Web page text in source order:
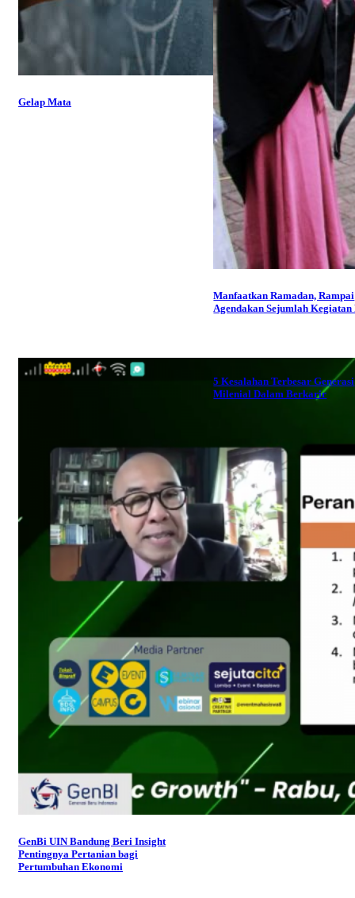
Gelap Mata
Manfaatkan Ramadan, Rampai
Agendakan Sejumlah Kegiatan
GenBi UIN Bandung Beri Insight
Pentingnya Pertanian bagi
Pertumbuhan Ekonomi
5 Kesalahan Terbesar Generasi
Milenial Dalam Berkarir